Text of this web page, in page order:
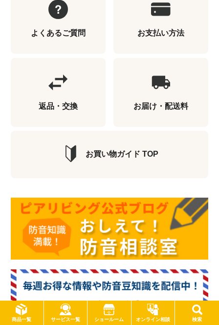
商品一覧 サービス一覧 ショールーム オンライン相談 検索
よくあるご質問 お支払い方法
返品・交換 お届け・配送料
お買い物ガイド TOP